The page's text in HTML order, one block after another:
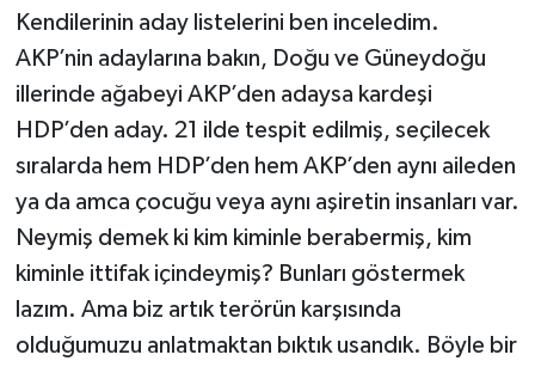
Kendilerinin aday listelerini ben inceledim.
AKP’nin adaylarına bakın, Doğu ve Güneydoğu
illerinde ağabeyi AKP’den adaysa kardeşi
HDP’den aday. 21 ilde tespit edilmiş, seçilecek
sıralarda hem HDP’den hem AKP’den aynı aileden
ya da amca çocuğu veya aynı aşiretin insanları var.
Neymiş demek ki kim kiminle berabermiş, kim
kiminle ittifak içindeymiş? Bunları göstermek
lazım. Ama biz artık terörün karşısında
olduğumuzu anlatmaktan bıktık usandık. Böyle bir